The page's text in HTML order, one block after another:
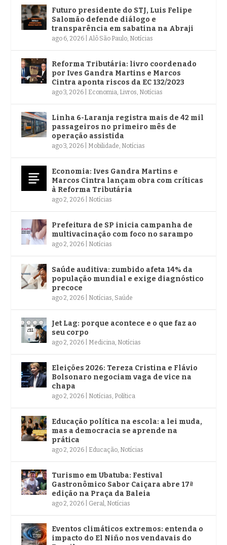
Futuro presidente do STJ, Luis Felipe
Salomão defende diálogo e
transparência em sabatina na Abraji
ago 6, 2026 Alô São Paulo Notícias
Reforma Tributária: livro coordenado
por Ives Gandra Martins e Marcos
Cintra aponta riscos da EC 132/2023
ago 3, 2026 Economia Livros Notícias
Linha 6-Laranja registra mais de 42 mil
passageiros no primeiro mês de
operação assistida
ago 3, 2026 Mobilidade Notícias
Economia: Ives Gandra Martins e
Marcos Cintra lançam obra com críticas
à Reforma Tributária
ago 2, 2026 Notícias
Prefeitura de SP inicia campanha de
multivacinação com foco no sarampo
ago 2, 2026 Notícias
Saúde auditiva: zumbido afeta 14% da
população mundial e exige diagnóstico
precoce
ago 2, 2026 Notícias Saúde
Jet Lag: porque acontece e o que faz ao
seu corpo
ago 2, 2026 Medicina Notícias
Eleições 2026: Tereza Cristina e Flávio
Bolsonaro negociam vaga de vice na
chapa
ago 2, 2026 Notícias Política
Educação política na escola: a lei muda,
mas a democracia se aprende na
prática
ago 2, 2026 Educação Notícias
Turismo em Ubatuba: Festival
Gastronômico Sabor Caiçara abre 17ª
edição na Praça da Baleia
ago 2, 2026 Geral Notícias
Eventos climáticos extremos: entenda o
impacto do El Niño nos vendavais do